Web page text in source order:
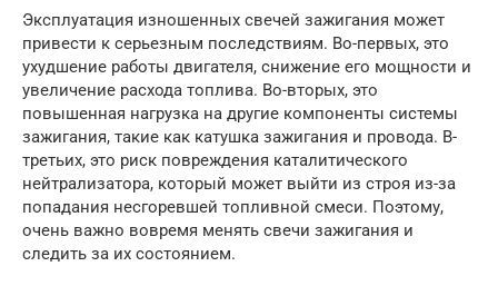
Эксплуатация изношенных свечей зажигания может
привести к серьезным последствиям. Во-первых, это
ухудшение работы двигателя, снижение его мощности и
увеличение расхода топлива. Во-вторых, это
повышенная нагрузка на другие компоненты системы
зажигания, такие как катушка зажигания и провода. В-
третьих, это риск повреждения каталитического
нейтрализатора, который может выйти из строя из-за
попадания несгоревшей топливной смеси. Поэтому,
очень важно вовремя менять свечи зажигания и
следить за их состоянием.